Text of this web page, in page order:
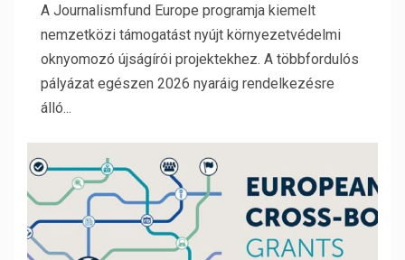
A Journalismfund Europe programja kiemelt
nemzetközi támogatást nyújt környezetvédelmi
oknyomozó újságírói projektekhez. A többfordulós
pályázat egészen 2026 nyaráig rendelkezésre
álló...